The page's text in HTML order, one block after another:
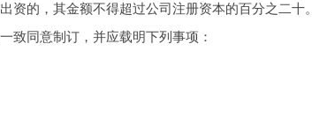
的，其金额不得超过公司注册资本的百分之二十。
同意制订，并应载明下列事项：